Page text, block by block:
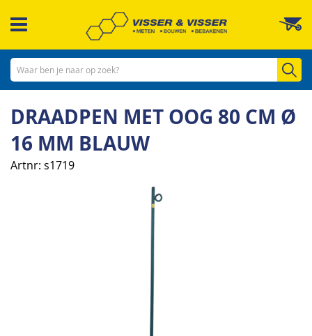
naar
inhoud
DRAADPEN MET OOG 80 CM Ø
16 MM BLAUW
Artnr s1719